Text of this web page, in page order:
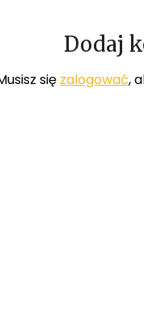
Dodaj
się zalogować,